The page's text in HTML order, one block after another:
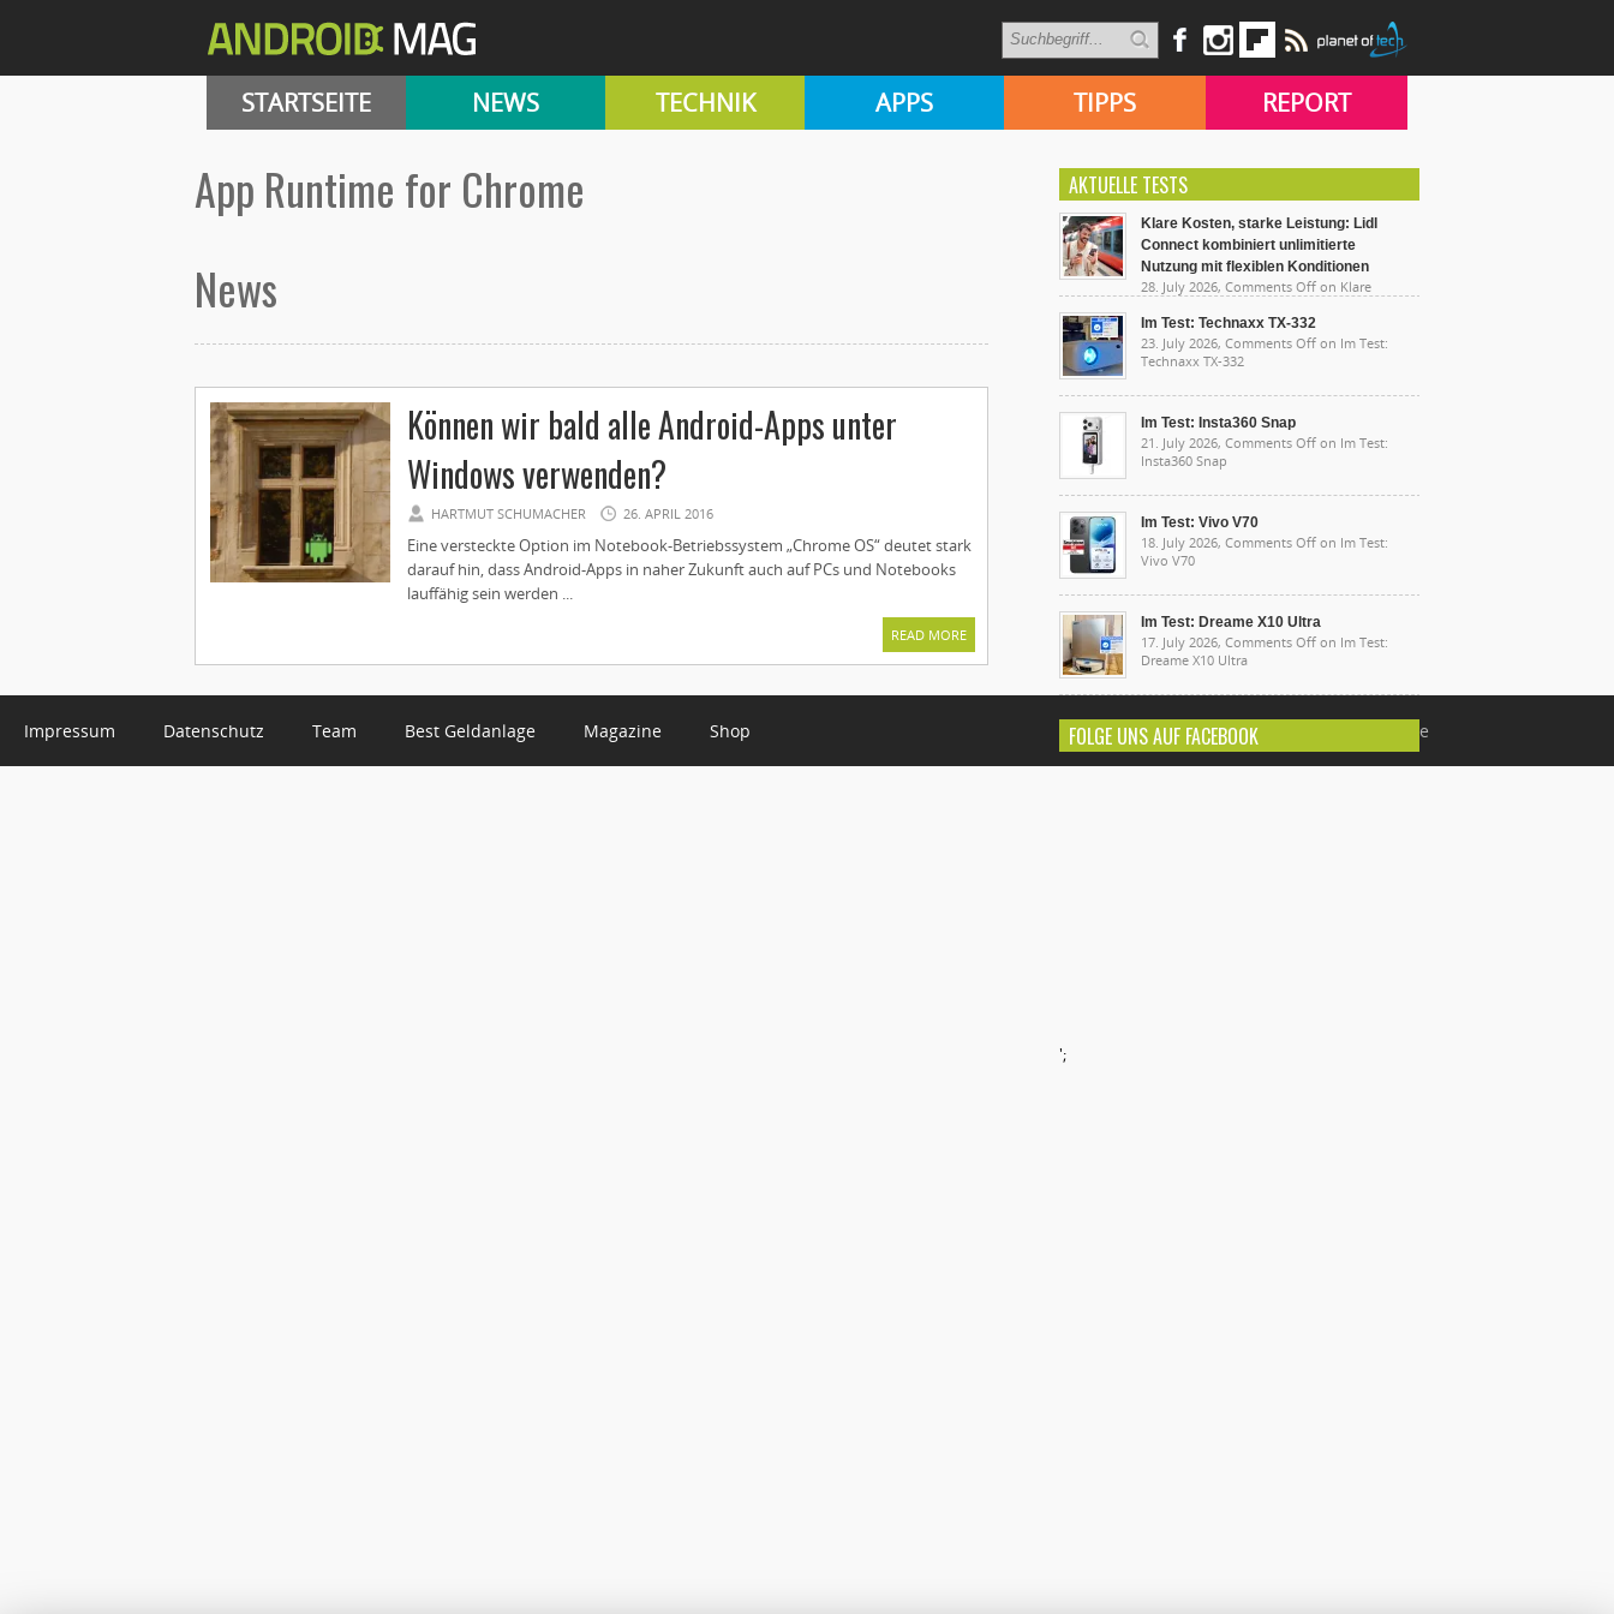
STARTSEITE NEWS TECHNIK APPS TIPPS REPORT
App Runtime for Chrome
News
Können wir bald alle Android-Apps unter
Windows verwenden?
HARTMUT SCHUMACHER 26. APRIL 2016
Eine versteckte Option im Notebook-Betriebssystem „Chrome OS“ deutet stark
darauf hin, dass Android-Apps in naher Zukunft auch auf PCs und Notebooks
lauffähig sein werden ...
READ MORE
AKTUELLE TESTS
Klare Kosten, starke Leistung: Lidl
Connect kombiniert unlimitierte
Nutzung mit flexiblen Konditionen
28. July 2026, Comments Off on Klare
unlimitierte Nutzung mit flexiblen Konditionen
Im Test: Technaxx TX-332
23. July 2026, Comments Off on Im Test:
Technaxx TX-332
Im Test: Insta360 Snap
21. July 2026, Comments Off on Im Test:
Insta360 Snap
Im Test: Vivo V70
18. July 2026, Comments Off on Im Test:
Vivo V70
Im Test: Dreame X10 Ultra
17. July 2026, Comments Off on Im Test:
Dreame X10 Ultra
FOLGE UNS AUF FACEBOOK
';
Impressum Datenschutz Team Best Geldanlage Magazine Shop Copyright © 2010-2016 - www.androidmag.de